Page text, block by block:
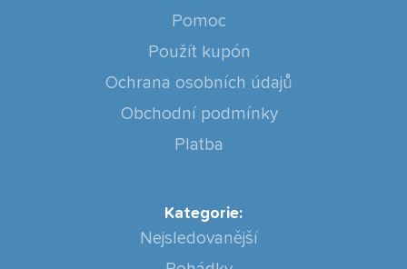
Pomoc
Použít kupón
Ochrana osobních údajů
Obchodní podmínky
Platba
Kategorie:
Nejsledovanější